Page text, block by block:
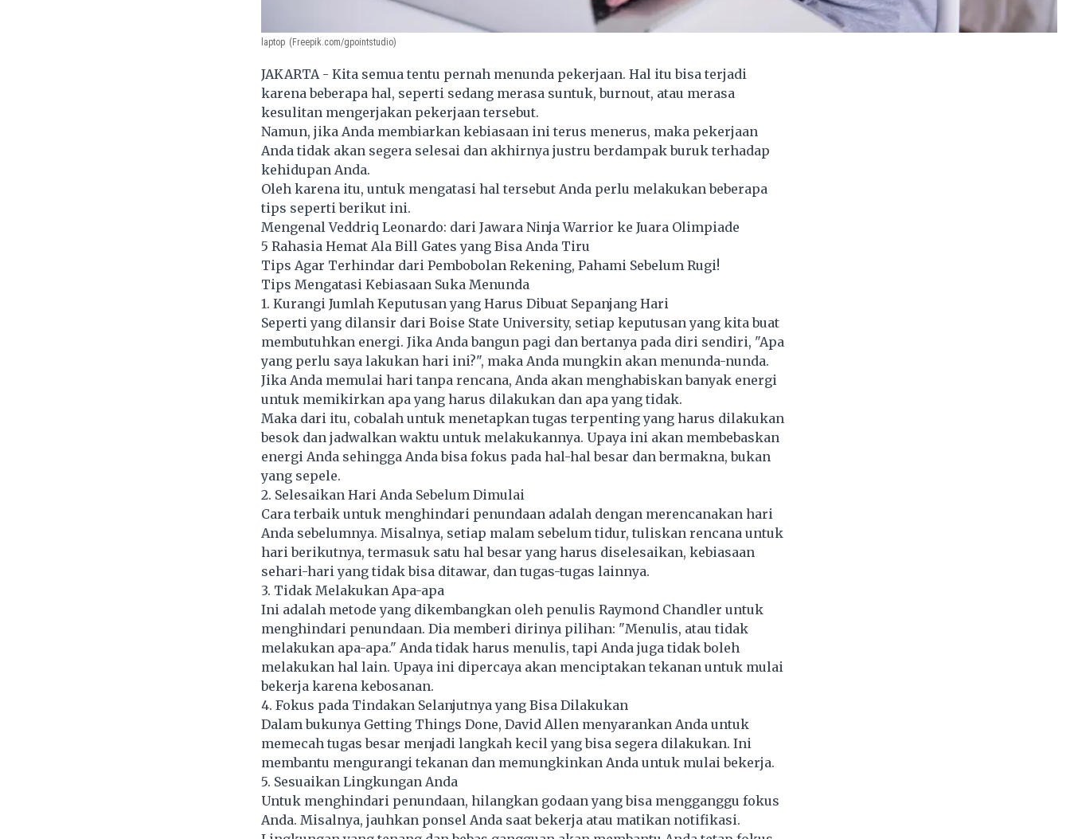
laptop (Freepik.com/gpointstudio)
JAKARTA - Kita semua tentu pernah menunda pekerjaan. Hal itu bisa terjadi
karena beberapa hal, seperti sedang merasa suntuk, burnout, atau merasa
kesulitan mengerjakan pekerjaan tersebut.
Namun, jika Anda membiarkan kebiasaan ini terus menerus, maka pekerjaan
Anda tidak akan segera selesai dan akhirnya justru berdampak buruk terhadap
kehidupan Anda.
Oleh karena itu, untuk mengatasi hal tersebut Anda perlu melakukan beberapa
tips seperti berikut ini.
Mengenal Veddriq Leonardo: dari Jawara Ninja Warrior ke Juara Olimpiade
5 Rahasia Hemat Ala Bill Gates yang Bisa Anda Tiru
Tips Agar Terhindar dari Pembobolan Rekening, Pahami Sebelum Rugi!
Tips Mengatasi Kebiasaan Suka Menunda
1. Kurangi Jumlah Keputusan yang Harus Dibuat Sepanjang Hari
Seperti yang dilansir dari Boise State University, setiap keputusan yang kita buat
membutuhkan energi. Jika Anda bangun pagi dan bertanya pada diri sendiri, "Apa
yang perlu saya lakukan hari ini?", maka Anda mungkin akan menunda-nunda.
Jika Anda memulai hari tanpa rencana, Anda akan menghabiskan banyak energi
untuk memikirkan apa yang harus dilakukan dan apa yang tidak.
Maka dari itu, cobalah untuk menetapkan tugas terpenting yang harus dilakukan
besok dan jadwalkan waktu untuk melakukannya. Upaya ini akan membebaskan
energi Anda sehingga Anda bisa fokus pada hal-hal besar dan bermakna, bukan
yang sepele.
2. Selesaikan Hari Anda Sebelum Dimulai
Cara terbaik untuk menghindari penundaan adalah dengan merencanakan hari
Anda sebelumnya. Misalnya, setiap malam sebelum tidur, tuliskan rencana untuk
hari berikutnya, termasuk satu hal besar yang harus diselesaikan, kebiasaan
sehari-hari yang tidak bisa ditawar, dan tugas-tugas lainnya.
3. Tidak Melakukan Apa-apa
Ini adalah metode yang dikembangkan oleh penulis Raymond Chandler untuk
menghindari penundaan. Dia memberi dirinya pilihan: "Menulis, atau tidak
melakukan apa-apa." Anda tidak harus menulis, tapi Anda juga tidak boleh
melakukan hal lain. Upaya ini dipercaya akan menciptakan tekanan untuk mulai
bekerja karena kebosanan.
4. Fokus pada Tindakan Selanjutnya yang Bisa Dilakukan
Dalam bukunya Getting Things Done, David Allen menyarankan Anda untuk
memecah tugas besar menjadi langkah kecil yang bisa segera dilakukan. Ini
membantu mengurangi tekanan dan memungkinkan Anda untuk mulai bekerja.
5. Sesuaikan Lingkungan Anda
Untuk menghindari penundaan, hilangkan godaan yang bisa mengganggu fokus
Anda. Misalnya, jauhkan ponsel Anda saat bekerja atau matikan notifikasi.